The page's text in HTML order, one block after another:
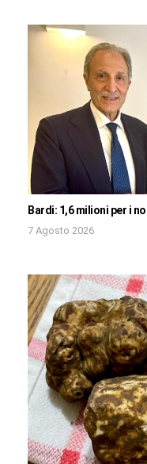
Bardi: 1,6 milioni per i
7 Agosto 2026